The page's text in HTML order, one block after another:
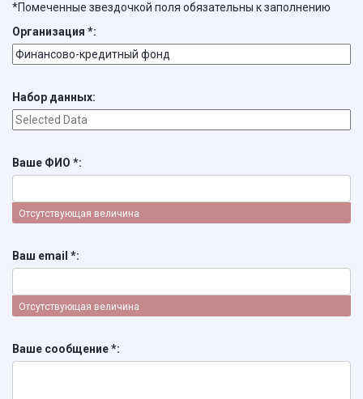
*Помеченные звездочкой поля обязательны к заполнению
Организация *
Набор данных
Ваше ФИО *
Отсутствующая величина
Ваш email *
Отсутствующая величина
Ваше сообщение *